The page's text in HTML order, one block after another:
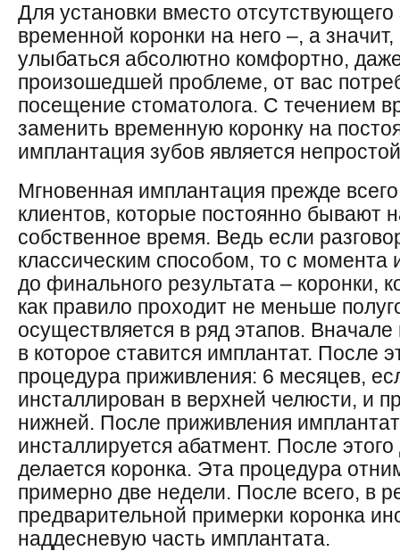
Для установки вместо
временной коронки на него –, а
улыбаться абсолютно комфортно,
произошедшей проблеме, от вас
посещение стоматолога. С течением
заменить временную коронку на
имплантация зубов является
Мгновенная имплантация прежде
клиентов, которые постоянно бывают
собственное время. Ведь если
классическим способом, то с момента
до финального результата – коронки,
как правило проходит не меньше
осуществляется в ряд этапов.
в которое ставится имплантат. После
процедура приживления: 6 месяцев,
инсталлирован в верхней челюсти, и
нижней. После приживления
инсталлируется абатмент. После
делается коронка. Эта процедура
примерно две недели. После всего, в
предварительной примерки коронка
наддесневую часть имплантата.